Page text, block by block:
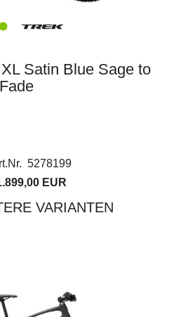
Satin Blue Sage to
5278199
EUR
VARIANTEN